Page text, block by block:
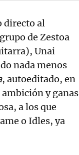
directo al
de Zestoa
Unai
nada menos
, autoeditado, en
y ganas
a los que
o Idles, ya